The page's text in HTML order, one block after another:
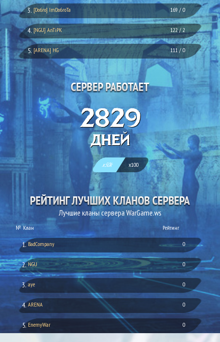
3. [Do6ro] ImDo6roTa 169 / 0
4. [NGU] AnTiPK 122 / 2
5. [ARENA] HG 111 / 0
2829
дней
x50k x100
Лучшие кланы сервера WarGame.ws
№ Клан Рейтинг
1. BadCompany 0
2. NGU 0
3. aye 0
4. ARENA 0
5. EnemyWar 0